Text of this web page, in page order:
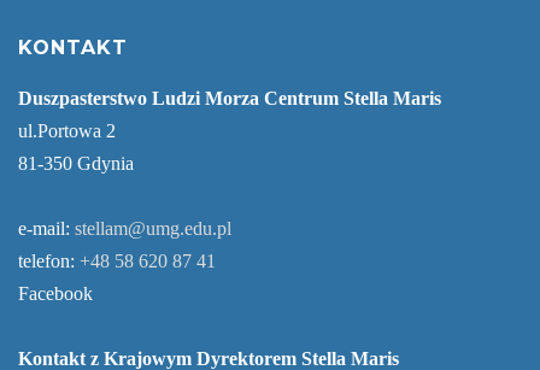
KONTAKT
Duszpasterstwo Ludzi Morza Centrum Stella Maris
ul.Portowa 2
81-350 Gdynia
e-mail: stellam@umg.edu.pl
telefon: +48 58 620 87 41
Facebook
Kontakt z Krajowym Dyrektorem Stella Maris